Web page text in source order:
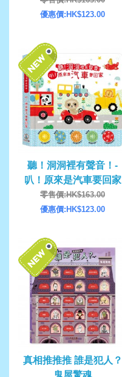
優惠價:HK$123.00
聽！洞洞裡有聲音！-
叭！原來是汽車要回家
零售價:HK$163.00
優惠價:HK$123.00
真相推推推 誰是犯人？
鬼屋驚魂